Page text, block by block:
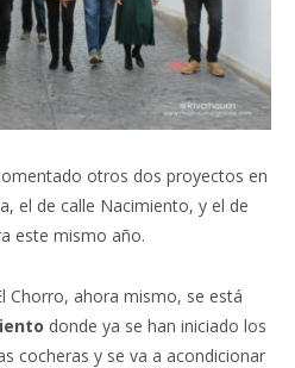
otros dos proyectos en
el de calle Nacimiento, y el de
este mismo año.
Chorro, ahora mismo, se está
donde ya se han iniciado los
cocheras y se va a acondicionar